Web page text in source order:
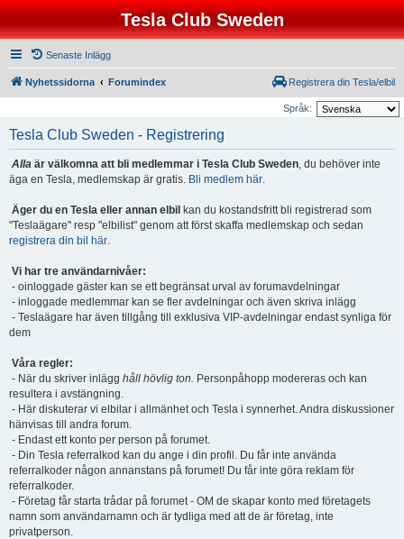
Tesla Club Sweden
Senaste Inlägg
Nyhetssidorna Forumindex Registrera din Tesla/elbil
Språk:
Tesla Club Sweden - Registrering
Alla är välkomna att bli medlemmar i Tesla Club Sweden, du behöver inte
äga en Tesla, medlemskap är gratis. Bli medlem här.
Äger du en Tesla eller annan elbil kan du kostandsfritt bli registrerad som
"Teslaägare" resp "elbilist" genom att först skaffa medlemskap och sedan
registrera din bil här.
Vi har tre användarnivåer:
- oinloggade gäster kan se ett begränsat urval av forumavdelningar
- inloggade medlemmar kan se fler avdelningar och även skriva inlägg
- Teslaägare har även tillgång till exklusiva VIP-avdelningar endast synliga för
dem
Våra regler:
- När du skriver inlägg håll hövlig ton. Personpåhopp modereras och kan
resultera i avstängning.
- Här diskuterar vi elbilar i allmänhet och Tesla i synnerhet. Andra diskussioner
hänvisas till andra forum.
- Endast ett konto per person på forumet.
- Din Tesla referralkod kan du ange i din profil. Du får inte använda
referralkoder någon annanstans på forumet! Du får inte göra reklam för
referralkoder.
- Företag får starta trådar på forumet - OM de skapar konto med företagets
namn som användarnamn och är tydliga med att de är företag, inte
privatperson.